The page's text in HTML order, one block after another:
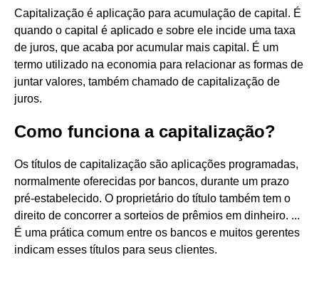
Capitalização é aplicação para acumulação de capital. É
quando o capital é aplicado e sobre ele incide uma taxa
de juros, que acaba por acumular mais capital. É um
termo utilizado na economia para relacionar as formas de
juntar valores, também chamado de capitalização de
juros.
Como funciona a capitalização?
Os títulos de capitalização são aplicações programadas,
normalmente oferecidas por bancos, durante um prazo
pré-estabelecido. O proprietário do título também tem o
direito de concorrer a sorteios de prêmios em dinheiro. ...
É uma prática comum entre os bancos e muitos gerentes
indicam esses títulos para seus clientes.